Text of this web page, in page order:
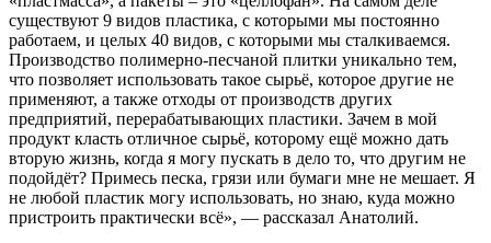
существуют 9 видов пластика, с которыми мы постоянно
работаем, и целых 40 видов, с которыми мы сталкиваемся.
Производство полимерно-песчаной плитки уникально тем,
что позволяет использовать такое сырьё, которое другие не
применяют, а также отходы от производств других
предприятий, перерабатывающих пластики. Зачем в мой
продукт класть отличное сырьё, которому ещё можно дать
вторую жизнь, когда я могу пускать в дело то, что другим не
подойдёт? Примесь песка, грязи или бумаги мне не мешает. Я
не любой пластик могу использовать, но знаю, куда можно
пристроить практически всё», — рассказал Анатолий.